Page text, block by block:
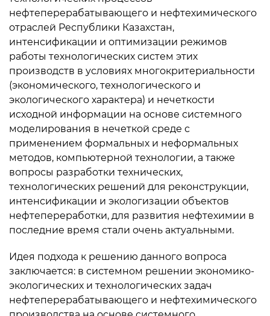
нефтеперерабатывающего и нефтехимического
отраслей Республики Казахстан,
интенсификации и оптимизации режимов
работы технологических систем этих
производств в условиях многокритериальности
(экономического, технологического и
экологического характера) и нечеткости
исходной информации на основе системного
моделирования в нечеткой среде с
применением формальных и неформальных
методов, компьютерной технологии, а также
вопросы разработки технических,
технологических решений для реконструкции,
интенсификации и экологизации объектов
нефтепереработки, для развития нефтехимии в
последние время стали очень актуальными.
Идея подхода к решению данного вопроса
заключается: в системном решении экономико-
экологических и технологических задач
нефтеперерабатывающего и нефтехимического